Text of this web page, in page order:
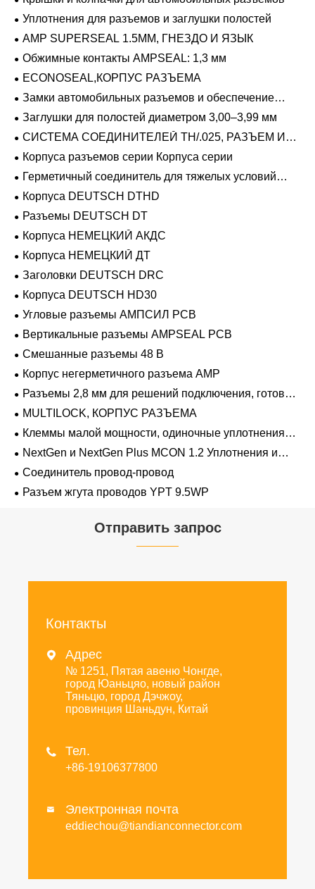
Уплотнения для разъемов и заглушки полостей
AMP SUPERSEAL 1.5MM, ГНЕЗДО И ЯЗЫК
Обжимные контакты AMPSEAL: 1,3 мм
ECONOSEAL,КОРПУС РАЗЪЕМА
Замки автомобильных разъемов и обеспечение
положения
Заглушки для полостей диаметром 3,00–3,99 мм
СИСТЕМА СОЕДИНИТЕЛЕЙ TH/.025, РАЗЪЕМ И
ВКЛАДЫШ
Корпуса разъемов серии Корпуса серии
Герметичный соединитель для тяжелых условий
эксплуатации Фиксирующие направляющие серии
Корпуса DEUTSCH DTHD
Разъемы DEUTSCH DT
Корпуса НЕМЕЦКИЙ АКДС
Корпуса НЕМЕЦКИЙ ДТ
Заголовки DEUTSCH DRC
Корпуса DEUTSCH HD30
Угловые разъемы АМПСИЛ PCB
Вертикальные разъемы AMPSEAL PCB
Смешанные разъемы 48 В
Корпус негерметичного разъема AMP
Разъемы 2,8 мм для решений подключения, готовых
к напряжению 48 В
MULTILOCK, КОРПУС РАЗЪЕМА
Клеммы малой мощности, одиночные уплотнения
проводов 1,2 мм-2,8 мм
NextGen и NextGen Plus MCON 1.2 Уплотнения и
заглушки для полостей с одинарной проволокой с
замком-копьем
Соединитель провод-провод
Разъем жгута проводов YPT 9.5WP
Отправить запрос
Контакты
 Адрес
№ 1251, Пятая авеню Чонгде,
город Юаньцяо, новый район
Тяньцю, город Дэчжоу,
провинция Шаньдун, Китай
 Тел.
+86-19106377800
 Электронная почта
eddiechou@tiandianconnector.com